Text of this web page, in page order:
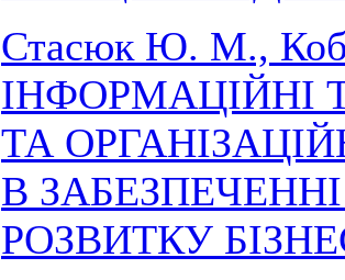
Стасюк Ю. М.,
ІНФОРМАЦІЙНІ
ТА
В
РОЗВИТКУ